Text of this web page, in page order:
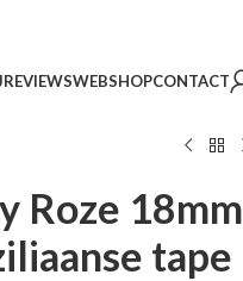
REVIEWSWEBSHOPCONTACT
Roze 18mm
tape